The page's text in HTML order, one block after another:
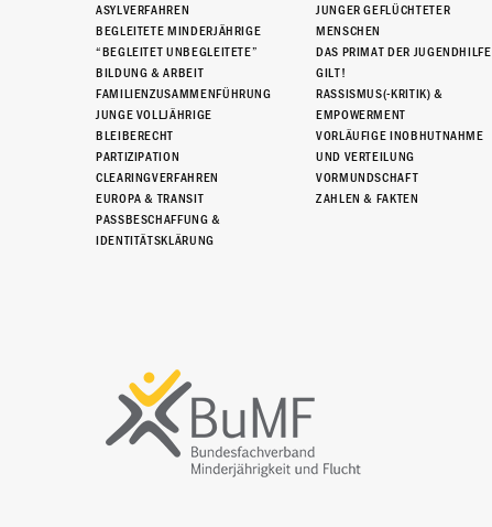
ASYLVERFAHREN
BEGLEITETE MINDERJÄHRIGE
“BEGLEITET UNBEGLEITETE”
BILDUNG & ARBEIT
FAMILIENZUSAMMENFÜHRUNG
JUNGE VOLLJÄHRIGE
BLEIBERECHT
PARTIZIPATION
CLEARINGVERFAHREN
EUROPA & TRANSIT
PASSBESCHAFFUNG &
IDENTITÄTSKLÄRUNG
JUNGER GEFLÜCHTETER
MENSCHEN
DAS PRIMAT DER JUGENDHILFE
GILT!
RASSISMUS(-KRITIK) &
EMPOWERMENT
VORLÄUFIGE INOBHUTNAHME
UND VERTEILUNG
VORMUNDSCHAFT
ZAHLEN & FAKTEN